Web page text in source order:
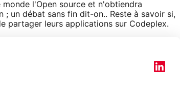
l'Open source et n'obtiendra
; un débat sans fin dit-on.. Reste à savoir si,
partager leurs applications sur Codeplex.